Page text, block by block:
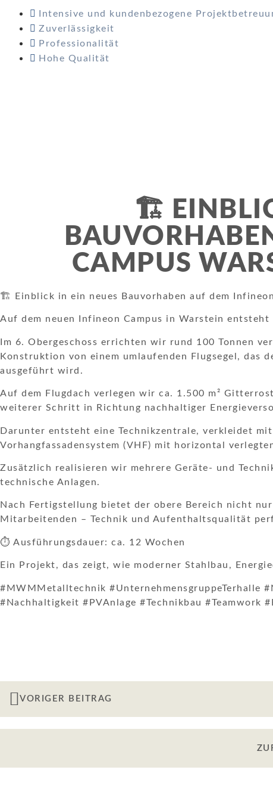
Intensive und kundenbezogene
Zuverlässigkeit
Professionalität
Hohe Qualität
🏗️
CAMPUS
🏗️ Einblick in ein neues Bauvorhaben auf dem
Auf dem neuen Infineon Campus in Warstein
Im 6. Obergeschoss errichten wir rund 100 Tonnen
Konstruktion von einem umlaufenden Flugsegel, das
ausgeführt wird.
Auf dem Flugdach verlegen wir ca. 1.500 m²
weiterer Schritt in Richtung nachhaltiger
Darunter entsteht eine Technikzentrale, verkleidet
Vorhangfassadensystem (VHF) mit horizontal
Zusätzlich realisieren wir mehrere Geräte- und
technische Anlagen.
Nach Fertigstellung bietet der obere Bereich nicht
Mitarbeitenden – Technik und Aufenthaltsqualität
⏱️ Ausführungsdauer: ca. 12 Wochen
Ein Projekt, das zeigt, wie moderner Stahlbau,
#MWMMetalltechnik #UnternehmensgruppeTerhalle
#Nachhaltigkeit #PVAnlage #Technikbau #Teamwork
VORIGER BEITRAG